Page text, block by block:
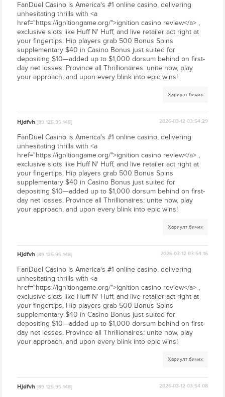
FanDuel Casino is America's #1 online casino, delivering
unhesitating thrills with <a
href="https://ignitiongame.org/">ignition casino review</a> ,
exclusive slots like Huff N' Huff, and live retailer act right at
your fingertips. Hip players grab 500 Bonus Spins
supplementary $40 in Casino Bonus just suited for
depositing $10—added up to $1,000 dorsum behind on first-
day net losses. Province all Thrillionaires: unite now, play
your approach, and upon every blink into epic wins!
Хариулт бичих
Hjdfvh[89.125.95.148] 2026-03-12 03:54:29
FanDuel Casino is America's #1 online casino, delivering
unhesitating thrills with <a
href="https://ignitiongame.org/">ignition casino review</a> ,
exclusive slots like Huff N' Huff, and live retailer act right at
your fingertips. Hip players grab 500 Bonus Spins
supplementary $40 in Casino Bonus just suited for
depositing $10—added up to $1,000 dorsum behind on first-
day net losses. Province all Thrillionaires: unite now, play
your approach, and upon every blink into epic wins!
Хариулт бичих
Hjdfvh[89.125.95.148] 2026-03-12 03:54:16
FanDuel Casino is America's #1 online casino, delivering
unhesitating thrills with <a
href="https://ignitiongame.org/">ignition casino review</a> ,
exclusive slots like Huff N' Huff, and live retailer act right at
your fingertips. Hip players grab 500 Bonus Spins
supplementary $40 in Casino Bonus just suited for
depositing $10—added up to $1,000 dorsum behind on first-
day net losses. Province all Thrillionaires: unite now, play
your approach, and upon every blink into epic wins!
Хариулт бичих
Hjdfvh[89.125.95.148] 2026-03-12 03:54:08